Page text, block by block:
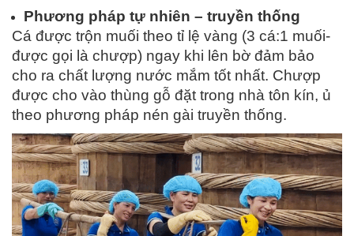
Phương pháp tự nhiên – truyền thống
Cá được trộn muối theo tỉ lệ vàng (3 cá:1 muối-
được gọi là chượp) ngay khi lên bờ đảm bảo
cho ra chất lượng nước mắm tốt nhất. Chượp
được cho vào thùng gỗ đặt trong nhà tôn kín, ủ
theo phương pháp nén gài truyền thống.